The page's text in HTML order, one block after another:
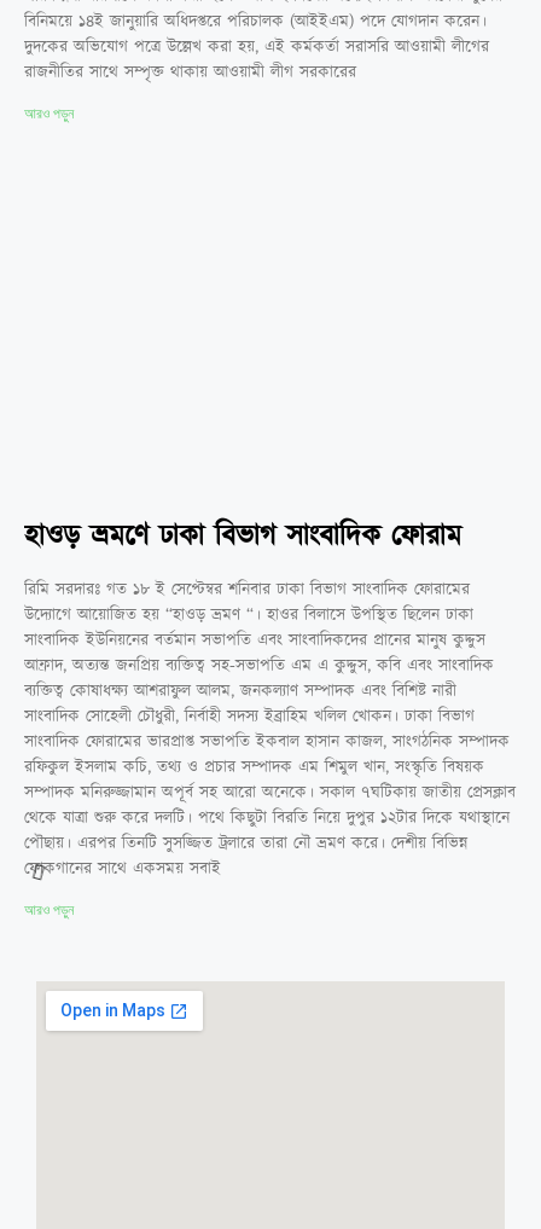
বিনিময়ে ১৪ই জানুয়ারি অধিদপ্তরে পরিচালক (আইইএম) পদে যোগদান করেন।
দুদকের অভিযোগ পত্রে উল্লেখ করা হয়, এই কর্মকর্তা সরাসরি আওয়ামী লীগের
রাজনীতির সাথে সম্পৃক্ত থাকায় আওয়ামী লীগ সরকারের
আরও পড়ুন
হাওড় ভ্রমণে ঢাকা বিভাগ সাংবাদিক ফোরাম
রিমি সরদারঃ গত ১৮ ই সেপ্টেম্বর শনিবার ঢাকা বিভাগ সাংবাদিক ফোরামের
উদ্যোগে আয়োজিত হয় “হাওড় ভ্রমণ “। হাওর বিলাসে উপস্থিত ছিলেন ঢাকা
সাংবাদিক ইউনিয়নের বর্তমান সভাপতি এবং সাংবাদিকদের প্রানের মানুষ কুদ্দুস
আফ্রাদ, অত্যন্ত জনপ্রিয় ব্যক্তিত্ব সহ-সভাপতি এম এ কুদ্দুস, কবি এবং সাংবাদিক
ব্যক্তিত্ব কোষাধক্ষ্য আশরাফুল আলম, জনকল্যাণ সম্পাদক এবং বিশিষ্ট নারী
সাংবাদিক সোহেলী চৌধুরী, নির্বাহী সদস্য ইব্রাহিম খলিল খোকন। ঢাকা বিভাগ
সাংবাদিক ফোরামের ভারপ্রাপ্ত সভাপতি ইকবাল হাসান কাজল, সাংগঠনিক সম্পাদক
রফিকুল ইসলাম কচি, তথ্য ও প্রচার সম্পাদক এম শিমুল খান, সংস্কৃতি বিষয়ক
সম্পাদক মনিরুজ্জামান অপূর্ব সহ আরো অনেকে। সকাল ৭ঘটিকায় জাতীয় প্রেসক্লাব
থেকে যাত্রা শুরু করে দলটি। পথে কিছুটা বিরতি নিয়ে দুপুর ১২টার দিকে যথাস্থানে
পৌছায়। এরপর তিনটি সুসজ্জিত ট্রলারে তারা নৌ ভ্রমণ করে। দেশীয় বিভিন্ন
ফোকগানের সাথে একসময় সবাই
আরও পড়ুন